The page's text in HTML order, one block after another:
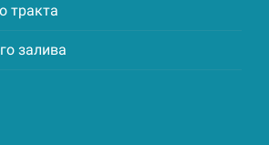
тракта
залива